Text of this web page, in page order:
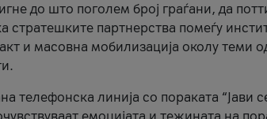
до што поголем број граѓани, да
партнерства помеѓу
и масовна мобилизација околу теми
телефонска линија со пораката “Јави